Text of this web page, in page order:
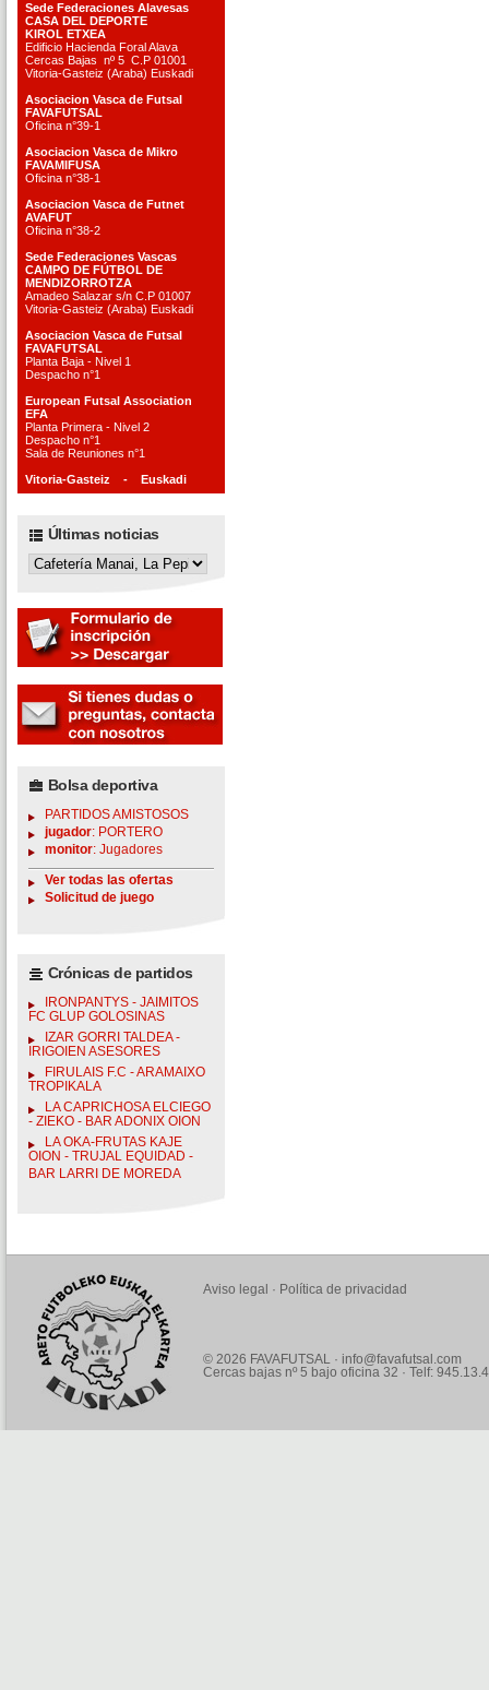
Sede Federaciones Alavesas
CASA DEL DEPORTE
KIROL ETXEA
Edificio Hacienda Foral Alava
Cercas Bajas nº 5 C.P 01001
Vitoria-Gasteiz (Araba) Euskadi
Asociacion Vasca de Futsal
FAVAFUTSAL
Oficina n°39-1
Asociacion Vasca de Mikro
FAVAMIFUSA
Oficina n°38-1
Asociacion Vasca de Futnet
AVAFUT
Oficina n°38-2
Sede Federaciones Vascas
CAMPO DE FÚTBOL DE
MENDIZORROTZA
Amadeo Salazar s/n C.P 01007
Vitoria-Gasteiz (Araba) Euskadi
Asociacion Vasca de Futsal
FAVAFUTSAL
Planta Baja - Nivel 1
Despacho n°1
European Futsal Association
EFA
Planta Primera - Nivel 2
Despacho n°1
Sala de Reuniones n°1
Vitoria-Gasteiz - Euskadi
Últimas noticias
Bolsa deportiva
PARTIDOS AMISTOSOS
jugador: PORTERO
monitor: Jugadores
Ver todas las ofertas
Solicitud de juego
Crónicas de partidos
IRONPANTYS - JAIMITOS
FC GLUP GOLOSINAS
IZAR GORRI TALDEA -
IRIGOIEN ASESORES
FIRULAIS F.C - ARAMAIXO
TROPIKALA
LA CAPRICHOSA ELCIEGO
- ZIEKO - BAR ADONIX OION
LA OKA-FRUTAS KAJE
OION - TRUJAL EQUIDAD -
BAR LARRI DE MOREDA
Aviso legal · Política de privacidad
© 2026 FAVAFUTSAL · info@favafutsal.com
Cercas bajas nº 5 bajo oficina 32 · Telf: